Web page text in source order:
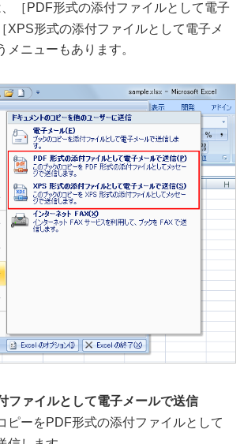
、［PDF形式の添付ファイルとして電子
XPS形式の添付ファイルとして電子メ
メニューもあります。
ファイルとして電子メールで送信
ピーをPDF形式の添付ファイルとして